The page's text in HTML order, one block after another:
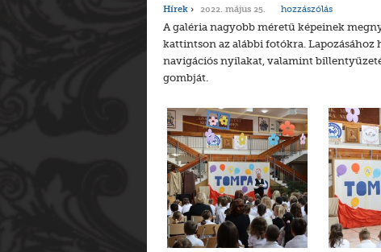
Hírek 2022. május 25. hozzászólás
A galéria nagyobb méretű képeinek
kattintson az alábbi fotókra. Lapozásához
navigációs nyilakat, valamint
gombját.